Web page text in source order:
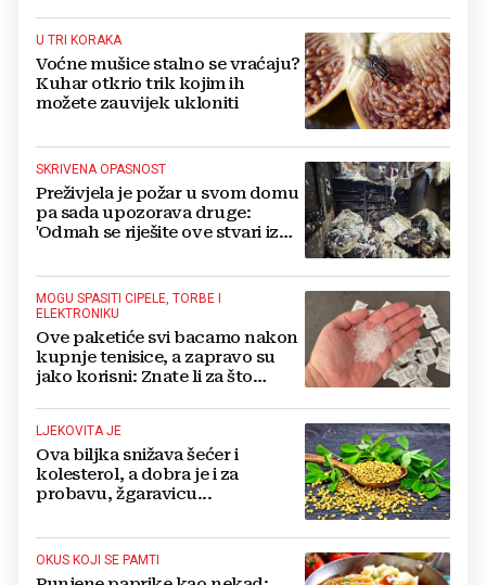
U TRI KORAKA
Voćne mušice stalno se vraćaju?
Kuhar otkrio trik kojim ih
možete zauvijek ukloniti
SKRIVENA OPASNOST
Preživjela je požar u svom domu
pa sada upozorava druge:
'Odmah se riješite ove stvari iz
MOGU SPASITI CIPELE, TORBE I
ELEKTRONIKU
Ove paketiće svi bacamo nakon
kupnje tenisice, a zapravo su
jako korisni: Znate li za što
LJEKOVITA JE
Ova biljka snižava šećer i
kolesterol, a dobra je i za
probavu, žgaravicu...
OKUS KOJI SE PAMTI